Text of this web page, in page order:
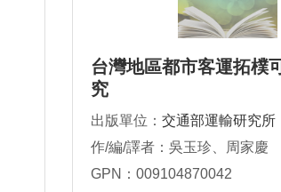
台灣地區都市客運拓樸
究
出版單位： 交通部運輸研究所
作/編/譯者：吳玉珍、周家慶
GPN：009104870042